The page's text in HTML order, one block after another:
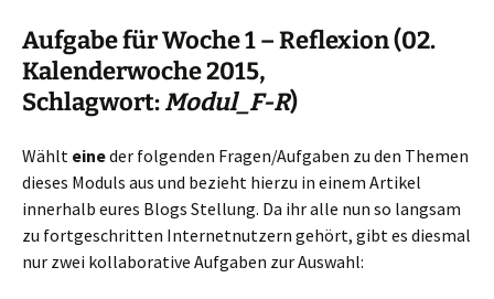
Aufgabe für Woche 1 – Reflexion (02.
Kalenderwoche 2015,
Schlagwort:Modul_F-R)
Wählt eineder folgenden Fragen/Aufgaben zu den Themen
dieses Moduls aus und bezieht hierzu in einem Artikel
innerhalb eures Blogs Stellung. Da ihr alle nun so langsam
zu fortgeschritten Internetnutzern gehört, gibt es diesmal
nur zwei kollaborative Aufgaben zur Auswahl: